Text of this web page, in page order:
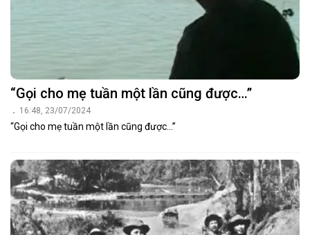
“Gọi cho mẹ tuần một lần cũng được…”
16:48, 23/07/2024
“Gọi cho mẹ tuần một lần cũng được…”